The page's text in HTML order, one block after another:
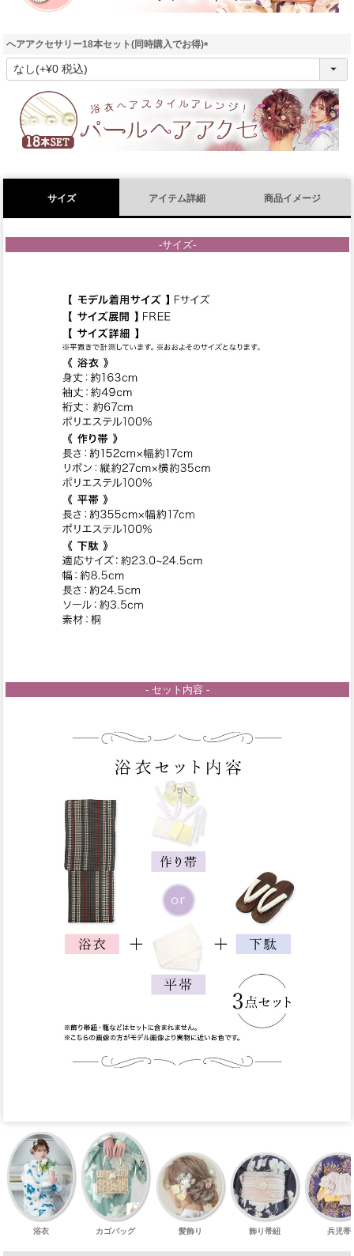
ヘアアクセサリー18本セット(同時購入でお得)
(
須
)
サイズ アイテム詳細 商品イメージ
-サイズ-
- セット内容 -
浴衣 カゴバッグ 髪飾り 飾り帯紐 兵児帯